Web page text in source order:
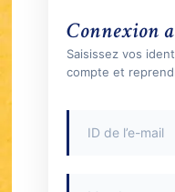
Connexion
Saisissez vos
compte et